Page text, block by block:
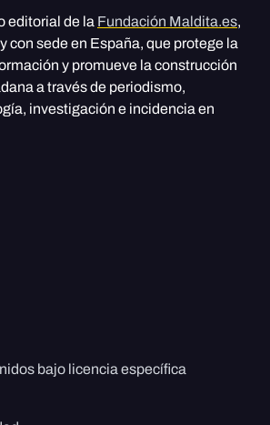
editorial de la Fundación Maldita.es,
con sede en España, que protege la
y promueve la construcción
a través de periodismo,
investigación e incidencia en
bajo licencia específica